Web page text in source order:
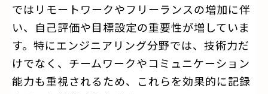
ではリモートワークやフリーランスの増加に伴
い、自己評価や目標設定の重要性が増していま
す。特にエンジニアリング分野では、技術力だ
けでなく、チームワークやコミュニケーション
能力も重視されるため、これらを効果的に記録